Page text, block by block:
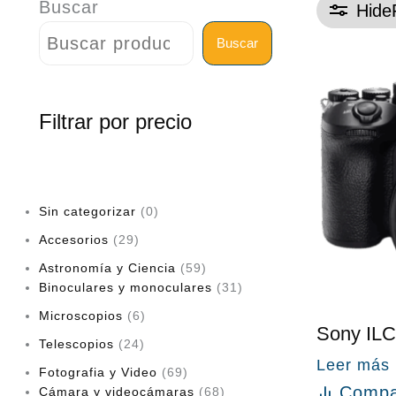
Hide
Sony
Leer más
Buscar
Buscar
Filtrar por precio
Sin categorizar
0
Accesorios
29
Astronomía y Ciencia
59
Binoculares y monoculares
31
Microscopios
6
Telescopios
24
Fotografia y Video
69
Cámara y videocámaras
68